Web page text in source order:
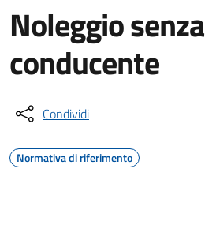
Noleggio senza
conducente
Condividi
Normativa di riferimento